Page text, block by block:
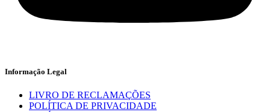
Informação Legal
LIVRO DE RECLAMAÇÕES
POLÍTICA DE PRIVACIDADE